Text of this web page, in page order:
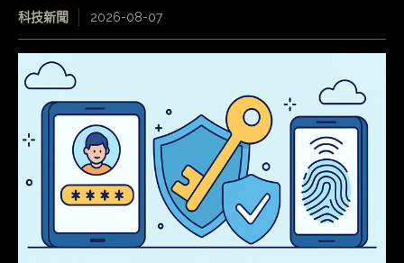
科技新聞 2026-08-07